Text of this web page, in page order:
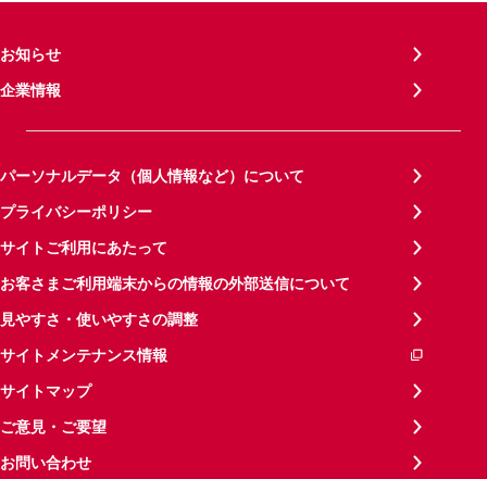
お知らせ
企業情報
パーソナルデータ（個人情報など）について
プライバシーポリシー
サイトご利用にあたって
お客さまご利用端末からの情報の外部送信について
見やすさ・使いやすさの調整
サイトメンテナンス情報
サイトマップ
ご意見・ご要望
お問い合わせ